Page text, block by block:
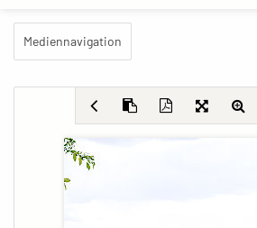
Mediennavigation